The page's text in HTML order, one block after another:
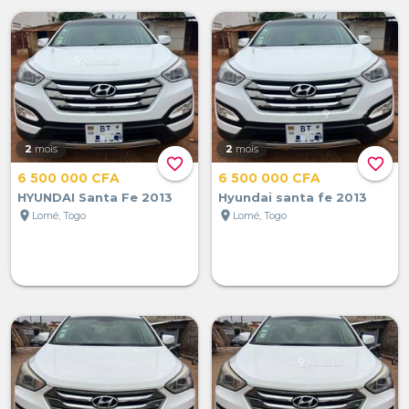
favorite_border
2 mois
6 500 000 CFA
HYUNDAI Santa Fe 2013
location_on Lomé, Togo
favorite_border
2 mois
6 500 000 CFA
Hyundai santa fe 2013
location_on Lomé, Togo